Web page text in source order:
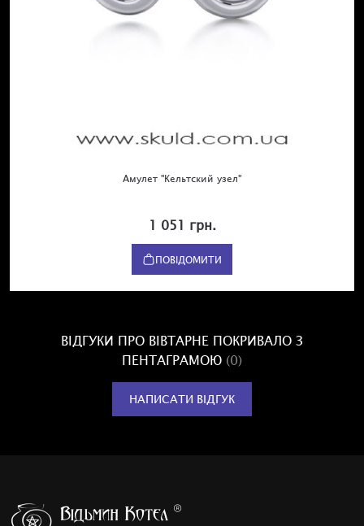
Амулет "Кельтский узел"
1 051 грн.
ПОВІДОМИТИ
ВІДГУКИ ПРО ВІВТАРНЕ ПОКРИВАЛО З
ПЕНТАГРАМОЮ (0)
НАПИСАТИ ВІДГУК